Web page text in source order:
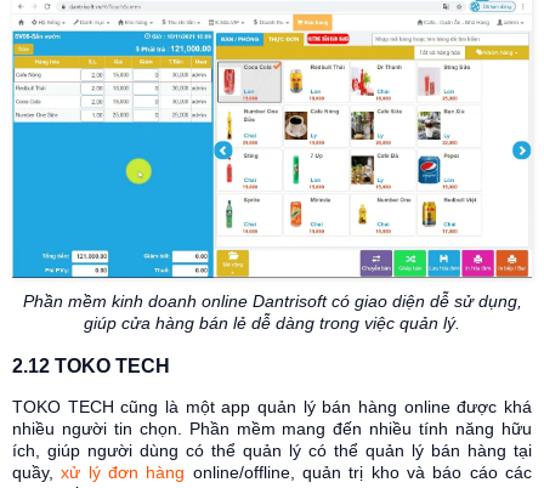
Phần mềm kinh doanh online Dantrisoft có giao diện dễ sử dụng,
giúp cửa hàng bán lẻ dễ dàng trong việc quản lý.
2.12 TOKO TECH
TOKO TECH cũng là một app quản lý bán hàng online được khá
nhiều người tin chọn. Phần mềm mang đến nhiều tính năng hữu
ích, giúp người dùng có thể quản lý có thể quản lý bán hàng tại
quầy,xử lý đơn hàng online/offline, quản trị kho và báo cáo các